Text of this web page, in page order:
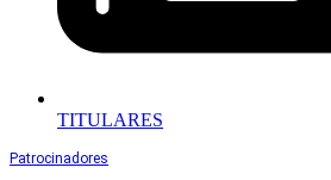
TITULARES
Patrocinadores